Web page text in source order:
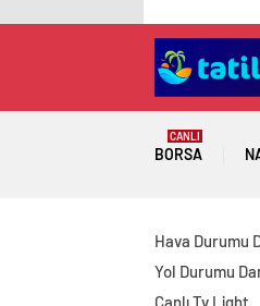
BORSA
CANLI
Hava Durumu
Yol Durumu
Canlı Tv Light